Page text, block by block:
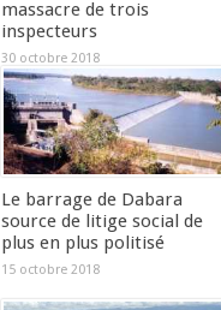
massacre de trois
inspecteurs
30 octobre 2018
Le barrage de Dabara
source de litige social de
plus en plus politisé
15 octobre 2018